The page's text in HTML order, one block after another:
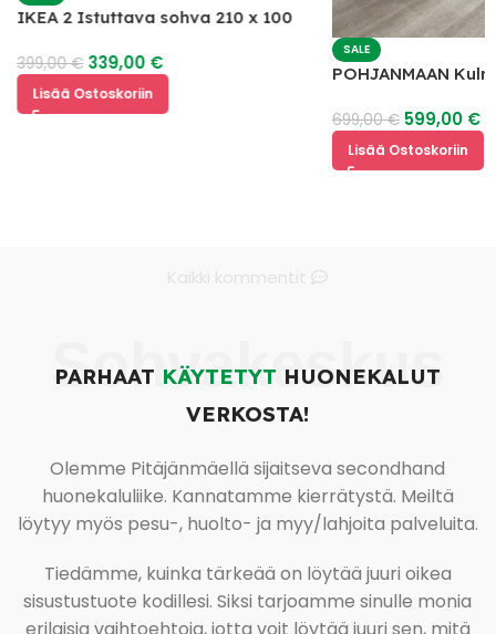
IKEA 2 Istuttava sohva 210 x 100
399,00€ 339,00 €
Lisää Ostoskoriin
SALE
POHJANMAAN
699,00€ 599,00 €
Lisää Ostoskoriin
Sohvakeskus
PARHAAT KÄYTETYT HUONEKALUT
VERKOSTA!
Olemme Pitäjänmäellä sijaitseva secondhand
huonekaluliike. Kannatamme kierrätystä. Meiltä
löytyy myös pesu-, huolto- ja myy/lahjoita palveluita.
Tiedämme, kuinka tärkeää on löytää juuri oikea
sisustustuote kodillesi. Siksi tarjoamme sinulle monia
erilaisia vaihtoehtoja, jotta voit löytää juuri sen, mitä